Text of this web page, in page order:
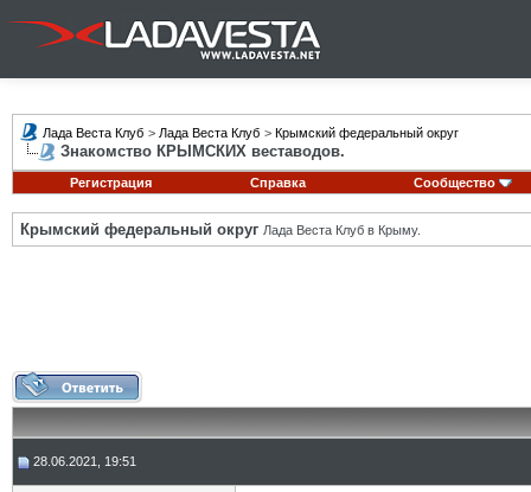
Лада Веста Клуб > Лада Веста Клуб > Крымский федеральный округ
Знакомство КРЫМСКИХ веставодов.
Регистрация Справка Сообщество
Крымский федеральный округ Лада Веста Клуб в Крыму.
28.06.2021, 19:51